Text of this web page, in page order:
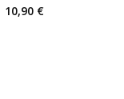
nuolaida
10,90 €